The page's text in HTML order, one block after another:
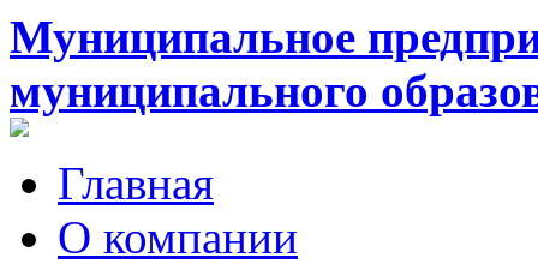
Муниципальное
муниципального
Главная
О компании